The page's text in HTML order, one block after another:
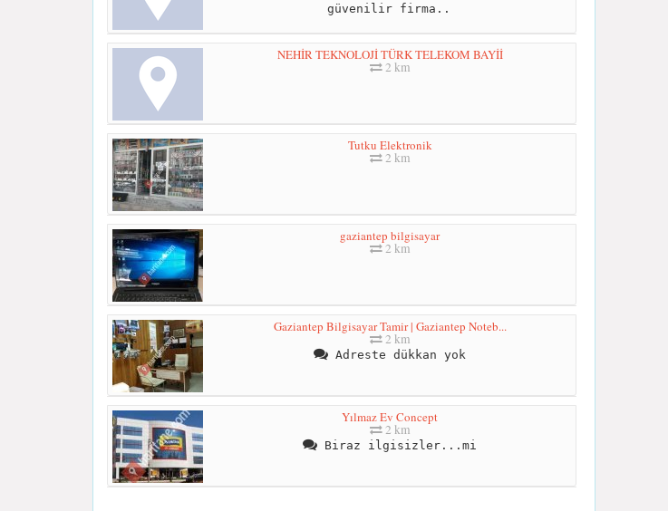
güvenilir firma..
NEHİR TEKNOLOJİ TÜRK TELEKOM BAYİİ
2 km
Tutku Elektronik
2 km
gaziantep bilgisayar
2 km
Gaziantep Bilgisayar Tamir | Gaziantep Noteb...
2 km
Adreste dükkan yok
Yılmaz Ev Concept
2 km
Biraz ilgisizler...mi